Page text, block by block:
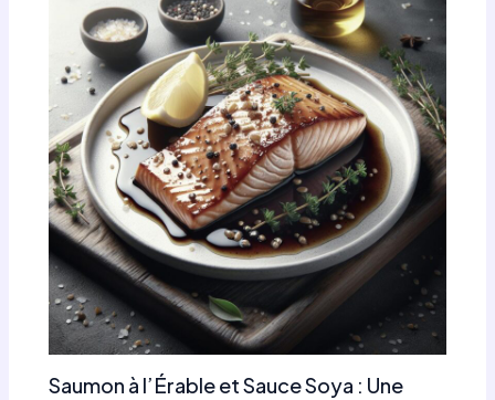
Saumon à l’Érable et Sauce Soya : Une